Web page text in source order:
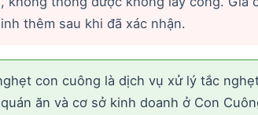
thêm sau khi đã xác nhận.
con cuông là dịch vụ xử lý tắc
ăn và cơ sở kinh doanh ở Con